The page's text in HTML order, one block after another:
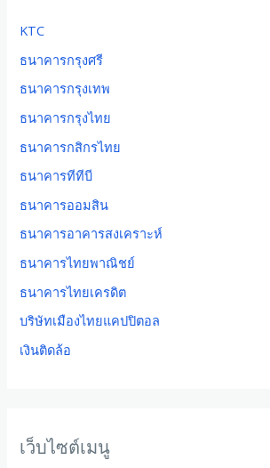
KTC
ธนาคารกรุงศรี
ธนาคารกรุงเทพ
ธนาคารกรุงไทย
ธนาคารกสิกรไทย
ธนาคารทีทีบี
ธนาคารออมสิน
ธนาคารอาคารสงเคราะห์
ธนาคารไทยพาณิชย์
ธนาคารไทยเครดิต
บริษัทเมืองไทยแคปปิตอล
เงินติดล้อ
เว็บไซต์เมนู